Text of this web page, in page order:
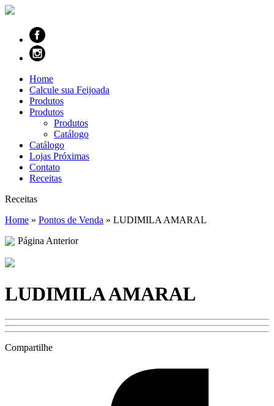
Home
Calcule sua Feijoada
Produtos
Produtos
Produtos
Catálogo
Catálogo
Lojas Próximas
Contato
Receitas
Receitas
Home » Pontos de Venda » LUDIMILA AMARAL
Página Anterior
LUDIMILA AMARAL
Compartilhe